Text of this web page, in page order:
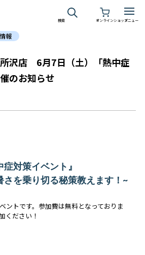
検索 オンラインショップメニュー
報
所沢店 6月7日（土）「熱中症
のお知らせ
症対策イベント』
さを乗り切る秘策教えます！~
ントです。参加費は無料となっておりま
ください！